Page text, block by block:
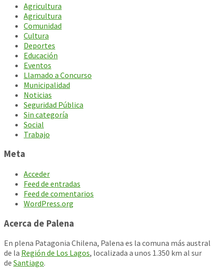
Agricultura
Agricultura
Comunidad
Cultura
Deportes
Educación
Eventos
Llamado a Concurso
Municipalidad
Noticias
Seguridad Pública
Sin categoría
Social
Trabajo
Meta
Acceder
Feed de entradas
Feed de comentarios
WordPress.org
Acerca de Palena
En plena Patagonia Chilena, Palena es la comuna más austral
de la Región de Los Lagos, localizada a unos 1.350 km al sur
de Santiago.